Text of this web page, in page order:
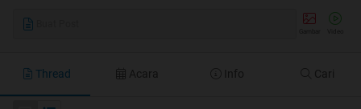
Thread Acara Info Cari